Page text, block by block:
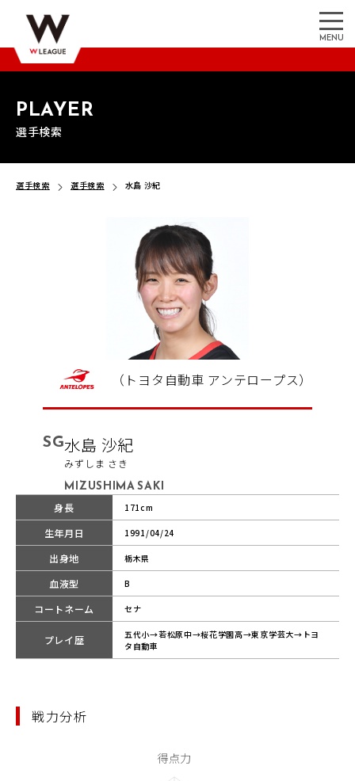
MENU
PLAYER
選手検索
選手検索 選手検索 水島 沙紀
（トヨタ自動車 アンテロープス）
SG水島 沙紀
みずしま さき
MIZUSHIMA SAKI
身長 171cm
生年月日 1991/04/24
出身地 栃木県
血液型 B
コートネーム セナ
プレイ歴
五代小→若松原中→桜花学園高→東京学芸大→トヨ
タ自動車
戦力分析